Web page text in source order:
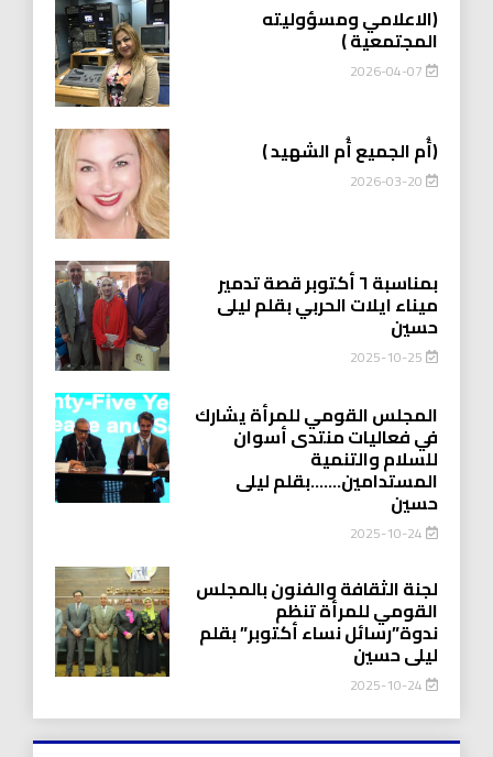
(الاعلامي ومسؤوليته
المجتمعية )
2026-04-07
(أُم الجميع أُم الشهيد )
2026-03-20
بمناسبة ٦ أكتوبر قصة تدمير
ميناء ايلات الحربي بقلم ليلى
حسين
2025-10-25
المجلس القومي للمرأة يشارك
في فعاليات منتدى أسوان
للسلام والتنمية
المستدامين…….بقلم ليلى
حسين
2025-10-24
لجنة الثقافة والفنون بالمجلس
القومي للمرأة تنظم
ندوة”رسائل نساء أكتوبر” بقلم
ليلى حسين
2025-10-24